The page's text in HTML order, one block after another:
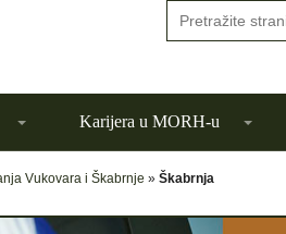
Karijera u MORH-u
Vukovara i Škabrnje » Škabrnja